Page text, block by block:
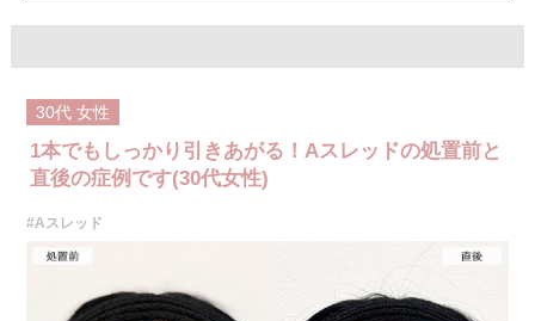
30代 女性
1本でもしっかり引きあがる！Aスレッドの処置前と
直後の症例です(30代女性)
#Aスレッド